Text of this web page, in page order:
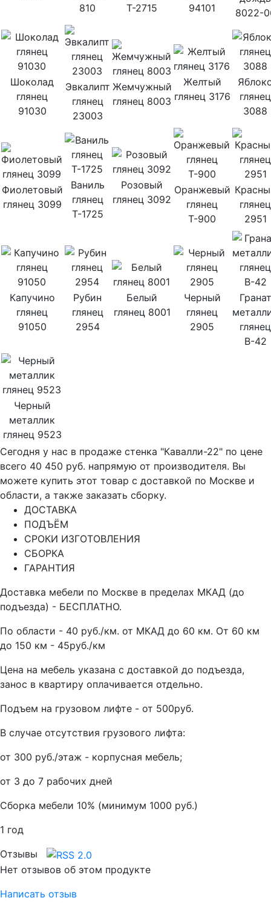
810
Т-2715
94101
8022-
Шоколад
глянец
91030
Эвкалипт
глянец
23003
Жемчужный
глянец 8003
Желтый
глянец 3176
глянец
3088
Фиолетовый
глянец 3099
Ваниль
глянец
Т-1725
Розовый
глянец 3092
Оранжевый
глянец
Т-900
глянец
2951
Капучино
глянец
91050
Рубин
глянец
2954
Белый
глянец 8001
Черный
глянец
2905
Гранат
глянец
В-42
Черный
металлик
глянец 9523
Сегодня у нас в продаже стенка "Кавалли-22" по цене
всего 40 450 руб. напрямую от производителя. Вы
можете купить этот товар с доставкой по Москве и
области, а также заказать сборку.
ДОСТАВКА
ПОДЪЁМ
СРОКИ ИЗГОТОВЛЕНИЯ
СБОРКА
ГАРАНТИЯ
Доставка мебели по Москве в пределах МКАД (до
подъезда) - БЕСПЛАТНО.
По области - 40 руб./км. от МКАД до 60 км. От 60 км
до 150 км - 45руб./км
Цена на мебель указана с доставкой до подъезда,
занос в квартиру оплачивается отдельно.
Подъем на грузовом лифте - от 500руб.
В случае отсутствия грузового лифта:
от 300 руб./этаж - корпусная мебель;
от 3 до 7 рабочих дней
Сборка мебели 10% (минимум 1000 руб.)
1 год
Отзывы
Нет отзывов об этом продукте
Написать отзыв